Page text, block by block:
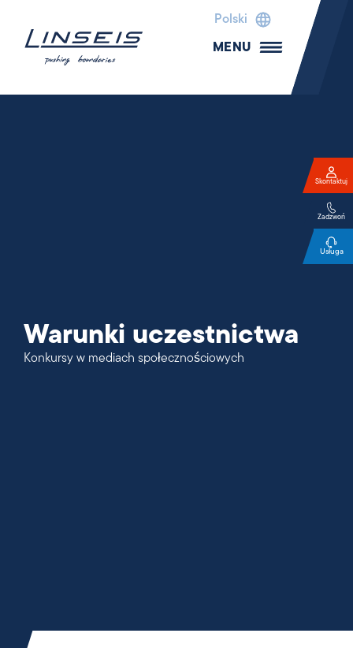
Polski
MENU
Warunki uczestnictwa
Konkursy w mediach społecznościowych
Skontaktuj
Zadzwoń
Usługa